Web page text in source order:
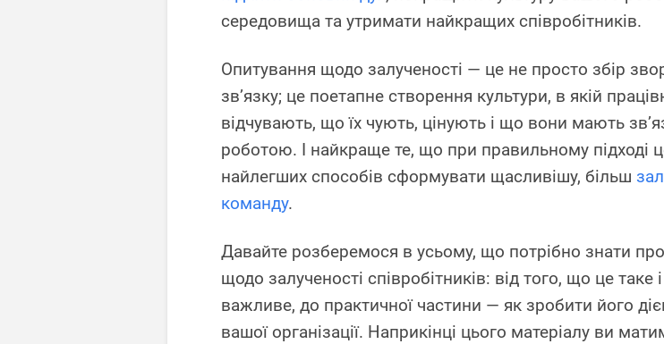
середовища та утримати найкращих співробітників.
Опитування щодо залученості — це не просто збір
зв’язку; це поетапне створення культури, в якій
відчувають, що їх чують, цінують і що вони мають
роботою. І найкраще те, що при правильному підході
найлегших способів сформувати щасливішу, більш
команду.
Давайте розберемося в усьому, що потрібно знати
щодо залученості співробітників: від того, що це таке
важливе, до практичної частини — як зробити його
вашої організації. Наприкінці цього матеріалу ви